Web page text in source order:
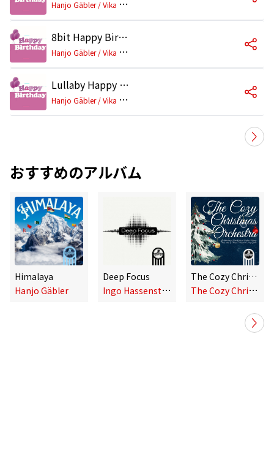
H
anjo Gäbler / Vika Gäbler
8bit Happy Birthday
H
anjo Gäbler / Vika Gäbler
Lullaby Happy Birthday
H
anjo Gäbler / Vika Gäbler
おすすめのアルバム
Himalaya
Hanjo Gäbler
Deep Focus
I
ngo Hassenstein, Hanjo Gäbler
The Cozy Christmas Orchestra
T
he Cozy Christmas Orchestra, Hanjo Gäbler, Christoph Terbuyken